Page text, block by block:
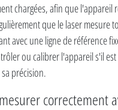
chargées, afin que l'appareil
que le laser mesure
avec une ligne de référence
ou calibrer l'appareil s'il
précision.
correctement